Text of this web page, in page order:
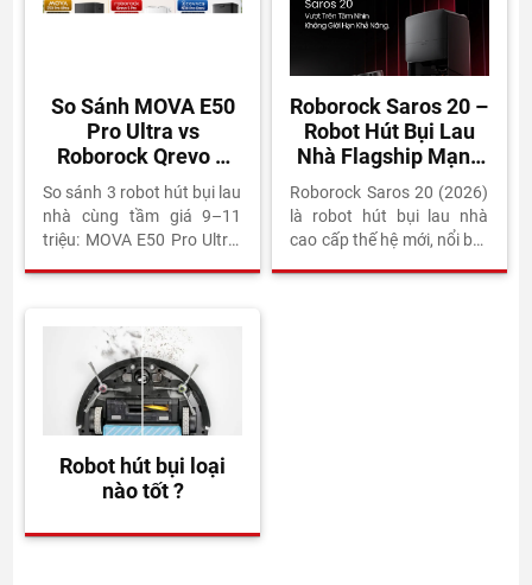
So Sánh MOVA E50
Pro Ultra vs
Roborock Qrevo S
Pro vs Ecovacs N30
Pro Omni: Robot
Nào Đáng Mua Nhất
Tầm 10 Triệu 2026?
So sánh 3 robot hút bụi lau
nhà cùng tầm giá 9–11
triệu: MOVA E50 Pro Ultra,
thống lau, bảo hành và gợi
ý chọn mua theo nhu cầu
thực tế.
Roborock Saros 20 –
Robot Hút Bụi Lau
Nhà Flagship Mạnh
Nhất 2026
Roborock Saros 20 (2026)
là robot hút bụi lau nhà
cao cấp thế hệ mới, nổi bật
Robot hút bụi loại
nào tốt ?